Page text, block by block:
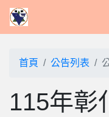
首頁 公告列表
115年彰